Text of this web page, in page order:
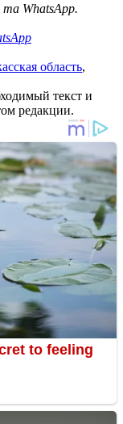
WhatsApp.
область,
текст и
редакции.